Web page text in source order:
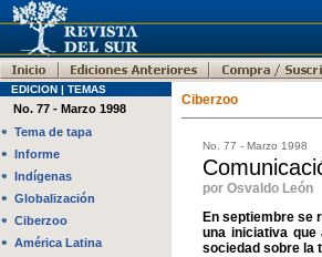
EDICION | TEMAS
No. 77 - Marzo 1998
• Tema de tapa
• Informe
• Indígenas
• Globalización
• Ciberzoo
• América Latina
Ciberzoo
No. 77 - Marzo 1998
por Osvaldo León
En septiembre se
una iniciativa
sociedad sobre la